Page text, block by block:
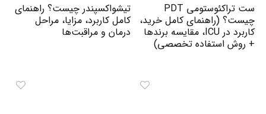
ست تراکئوستومی PDT
چیست؟ (راهنمای کامل خرید،
کاربرد در ICU، مقایسه برندها
+ روش استفاده تخصصی)
تیشواکسپندر چیست؟ راهنمای
کامل کاربرد، مزایا، مراحل
درمان و مراقبت‌ها